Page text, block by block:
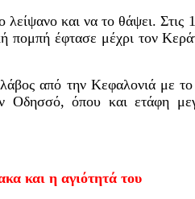
και να το θάψει.
πομπή έφτασε μέχρι τον
από την Κεφαλονιά με
Οδησσό, όπου και ετάφη
και η αγιότητά του